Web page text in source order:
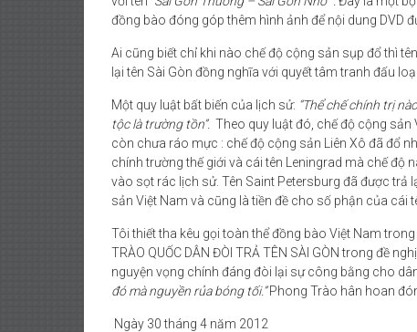
đồng bào đóng góp thêm hình ảnh để nội dung DVD
Ai cũng biết chỉ khi nào chế độ cộng sản sụp đổ thì
lại tên Sài Gòn đồng nghĩa với quyết tâm tranh đấu
Một quy luật bất biến của lịch sử: “Thể chế chính trị
tộc là trường tồn”. Theo quy luật đó, chế độ cộng
còn chưa ráo mực : chế độ cộng sản Liên Xô đã đổ
chính trường thế giới và cái tên Leningrad mà chế độ
vào sọt rác lịch sử. Tên Saint Petersburg đã được
sản Việt Nam và cũng là tiền đề cho số phận của cái
Tôi thiết tha kêu gọi toàn thể đồng bào Việt Nam
TRÀO QUỐC DÂN ĐÒI TRẢ TÊN SÀI GÒN trong đề nghị
nguyện vọng chính đáng đòi lại sự công bằng cho
đó mà nguyền rủa bóng tối.”Phong Trào hân hoan
Ngày 30 tháng 4 năm 2012